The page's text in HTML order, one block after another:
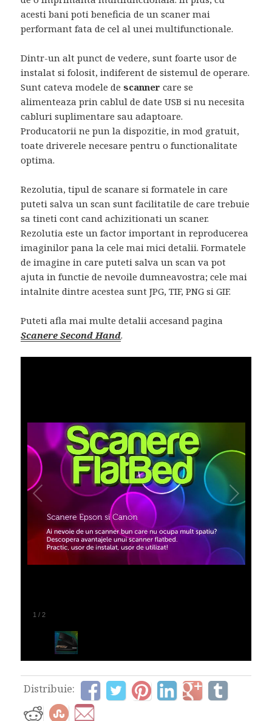
acesti bani poti beneficia de un scaner mai
performant fata de cel al unei multifunctionale.
Dintr-un alt punct de vedere, sunt foarte usor de
instalat si folosit, indiferent de sistemul de operare.
Sunt cateva modele descanner care se
alimenteaza prin cablul de date USB si nu necesita
cabluri suplimentare sau adaptoare.
Producatorii ne pun la dispozitie, in mod gratuit,
toate driverele necesare pentru o functionalitate
optima.
Rezolutia, tipul de scanare si formatele in care
puteti salva un scan sunt facilitatile de care trebuie
sa tineti cont cand achizitionati un scaner.
Rezolutia este un factor important in reproducerea
imaginilor pana la cele mai mici detalii. Formatele
de imagine in care puteti salva un scan va pot
ajuta in functie de nevoile dumneavostra; cele mai
intalnite dintre acestea sunt JPG, TIF, PNG si GIF.
Puteti afla mai multe detalii accesand pagina
Scanere Second Hand.
1 /2
Distribuie: